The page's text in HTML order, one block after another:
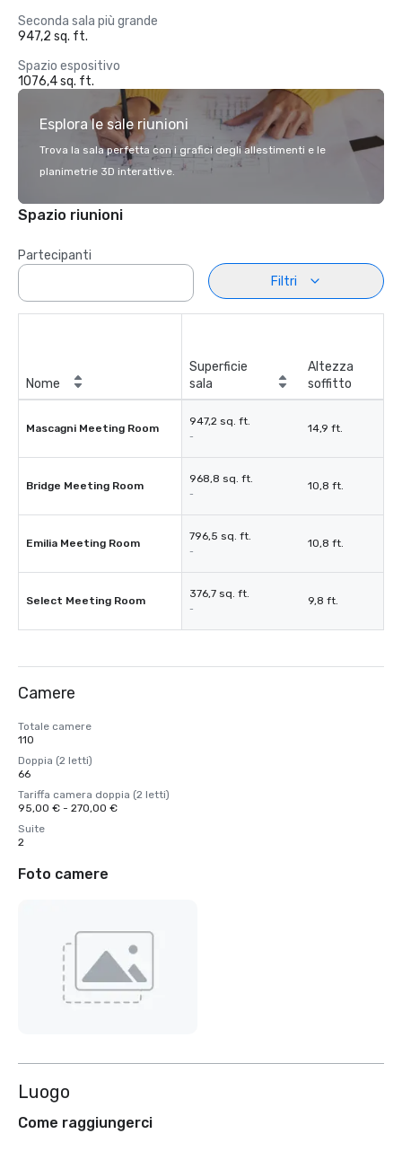
Seconda sala più grande
947,2 sq. ft.
Spazio espositivo
1076,4 sq. ft.
Esplora le sale riunioni
Trova la sala perfetta con i grafici degli allestimenti e le
planimetrie 3D interattive.
Spazio riunioni
Partecipanti
Filtri
Nome
Superficie
sala
Altezza
soffitto
Mascagni Meeting Room
947,2 sq. ft.
-
14,9 ft.
Bridge Meeting Room
968,8 sq. ft.
-
10,8 ft.
Emilia Meeting Room
796,5 sq. ft.
-
10,8 ft.
Select Meeting Room
376,7 sq. ft.
-
9,8 ft.
Camere
Totale camere
110
Doppia (2 letti)
66
Tariffa camera doppia (2 letti)
95,00 € - 270,00 €
Suite
2
Foto camere
Luogo
Come raggiungerci